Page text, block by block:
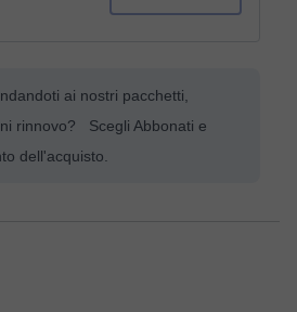
ai nostri pacchetti,
rinnovo? Scegli Abbonati e
dell'acquisto.